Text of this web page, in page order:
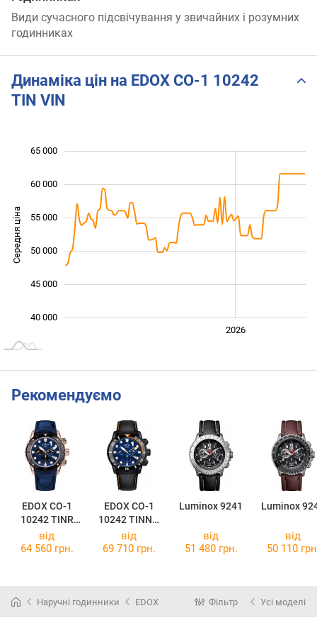
Види сучасного підсвічування у звичайних і розумних
годинниках
Динаміка цін на EDOX CO-1 10242
TIN VIN
Середня ціна
40 000
45 000
50 000
55 000
60 000
65 000
2026
Рекомендуємо
EDOX CO-1
10242 TINR
BUIRN
EDOX CO-1
10242 TINNO
BUIN
Luminox 9241 Luminox
від
64 560 грн.
від
69 710 грн.
від
51 480 грн.
від
50 110
Наручні годинники EDOX Фільтр Усі моделі